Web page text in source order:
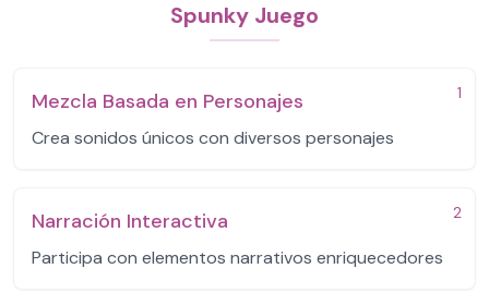
Spunky Juego
1
Mezcla Basada en Personajes
Crea sonidos únicos con diversos personajes
2
Narración Interactiva
Participa con elementos narrativos enriquecedores